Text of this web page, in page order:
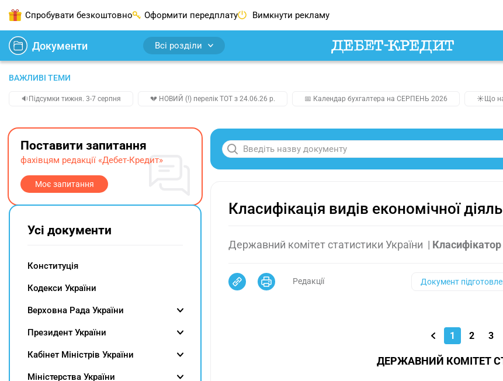
Спробувати безкоштовно Оформити передплату Вимкнути рекламу
Документи Всі розділи
ВАЖЛИВІ ТЕМИ
🔉Підсумки тижня. 3-7 серпня 💔 НОВИЙ (!) перелік ТОТ з 24.06.26 р. 📅 Календар бухгалтера на СЕРПЕНЬ 2026 ☀️Що
Класифікація видів економічної
Державний комітет статистики України | Класифікатор
Редакції Документ
1 2 3
ДЕРЖАВНИЙ КОМІТЕТ
Поставити запитання
фахівцям редакції «Дебет-Кредит»
Моє запитання
Усі документи
Конституція
Кодекси України
Верховна Рада України
Президент України
Кабінет Міністрів України
Міністерства України